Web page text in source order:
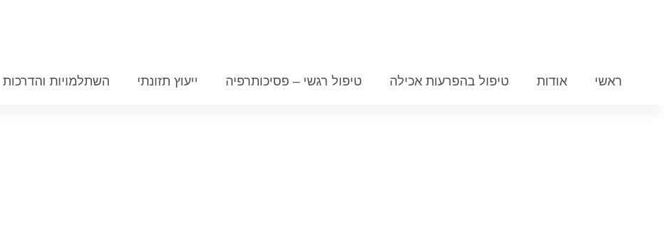
ראשי אודות טיפול בהפרעות אכילה טיפול רגשי – פסיכותרפיה ייעוץ תזונתי השתלמויות והדרכות